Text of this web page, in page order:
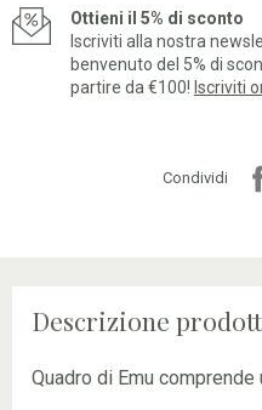
Ottieni il 5% di sconto
Iscriviti alla nostra
benvenuto del 5% di
partire da €100! Iscriviti
Condividi
Descrizione
Quadro di Emu